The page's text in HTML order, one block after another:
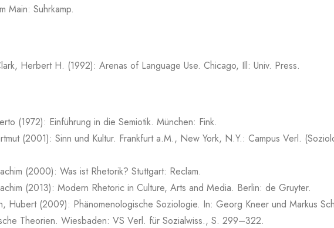
Main: Suhrkamp.
Herbert H. (1992): Arenas of Language Use. Chicago, Ill: Univ. Press.
(1972): Einführung in die Semiotik. München: Fink.
(2001): Sinn und Kultur. Frankfurt a.M., New York, N.Y.: Campus Verl.
(2000): Was ist Rhetorik? Stuttgart: Reclam.
(2013): Modern Rhetoric in Culture, Arts and Media. Berlin: de Gruyter.
Hubert (2009): Phänomenologische Soziologie. In: Georg Kneer und Markus
Theorien. Wiesbaden: VS Verl. für Sozialwiss., S. 299–322.